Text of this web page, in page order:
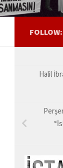
FOLLOW:
Halil